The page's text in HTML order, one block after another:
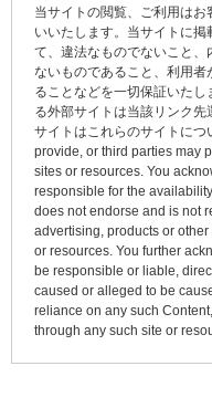
当サイトの閲覧、ご利用は
いいたします。当サイトに
て、違法なものでないこと、
ないものであること、利用
ることなどを一切保証いた
る外部サイトは当該リンク
サイトはこれらのサイトに
provide, or third parties may
sites or resources. You
responsible for the
does not endorse and is not
advertising, products or
or resources. You further
be responsible or liable,
caused or alleged to be
reliance on any such
through any such site or